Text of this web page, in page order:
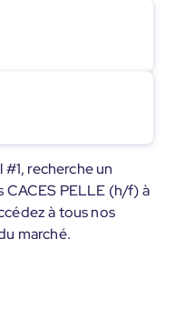
recherche un
PELLE (h/f) à
à tous nos
marché.